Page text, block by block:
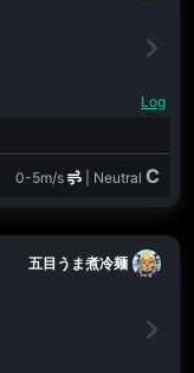
Log
0-5m/s | Neutral C
五目うま煮冷麺